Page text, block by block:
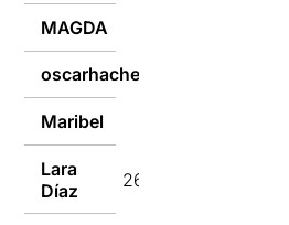
MAGDA
oscarhache71
Maribel
Lara
Díaz
26/10/2024